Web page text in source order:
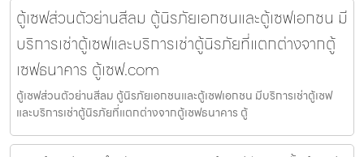
ตู้เซฟส่วนตัวย่านสีลม ตู้นิรภัยเอกชนและตู้เซฟเอกชน มี
บริการเช่าตู้เซฟและบริการเช่าตู้นิรภัยที่แตกต่างจากตู้
เซฟธนาคาร ตู้เซฟ.com
ตู้เซฟส่วนตัวย่านสีลม ตู้นิรภัยเอกชนและตู้เซฟเอกชน มีบริการเช่าตู้เซฟ
และบริการเช่าตู้นิรภัยที่แตกต่างจากตู้เซฟธนาคาร ตู้